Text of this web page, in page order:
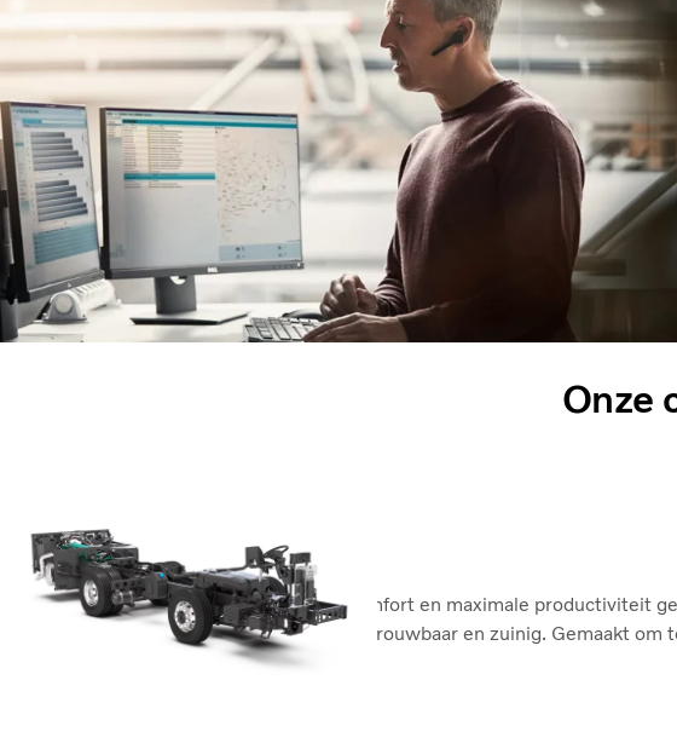
Onze
Volvo B8R
Superieure functionaliteit, passagierscomfort en maximale productiviteit
uitvoeringen met twee of drie assen. Betrouwbaar en zuinig. Gemaakt om